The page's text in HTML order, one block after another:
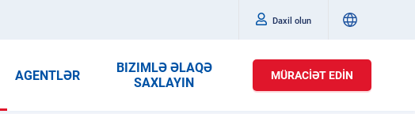
Daxil olun
AGENTLƏR
BIZIMLƏ ƏLAQƏ
SAXLAYIN
MÜRACIƏT EDIN